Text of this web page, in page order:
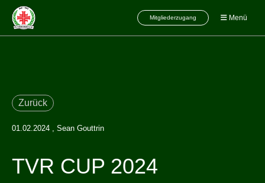
Mitgliederzugang Menü
Zurück
01.02.2024 , Sean Gouttrin
TVR CUP 2024